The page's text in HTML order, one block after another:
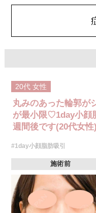
顔の脂肪吸引箇所の追加 1ヶ
オプション：笑気麻酔 3,300
20代 女性
丸みのあった輪郭が
が最小限♡1day小顔
週間後です(20代女性)
#1day小顔脂肪吸引
施術前